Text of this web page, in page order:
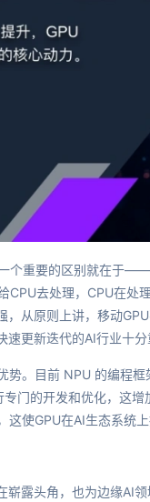
个重要的区别就在于
CPU去处理，CPU在处
从原则上讲，移动
更新迭代的AI行业十分
势。目前 NPU 的编程
门的开发和优化，这
使GPU在AI生态系统上
露头角，也为边缘AI